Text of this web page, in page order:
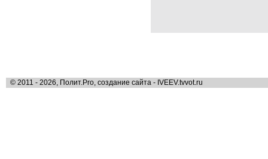
© 2011 - 2026, Полит.Pro, создание сайта - IVEEV.tvvot.ru